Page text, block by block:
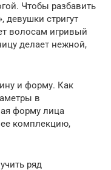
Чтобы разбавить
девушки стригут
волосам игривый
делает нежной,
и форму. Как
в
форму лица
комплекцию,
ряд